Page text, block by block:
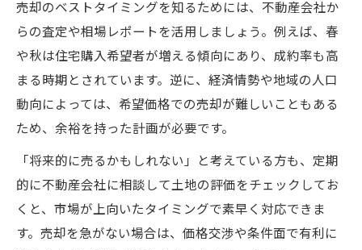
売却のベストタイミングを知るためには、不動産会社か
らの査定や相場レポートを活用しましょう。例えば、春
や秋は住宅購入希望者が増える傾向にあり、成約率も高
まる時期とされています。逆に、経済情勢や地域の人口
動向によっては、希望価格での売却が難しいこともある
ため、余裕を持った計画が必要です。
「将来的に売るかもしれない」と考えている方も、定期
的に不動産会社に相談して土地の評価をチェックしてお
くと、市場が上向いたタイミングで素早く対応できま
す。売却を急がない場合は、価格交渉や条件面で有利に